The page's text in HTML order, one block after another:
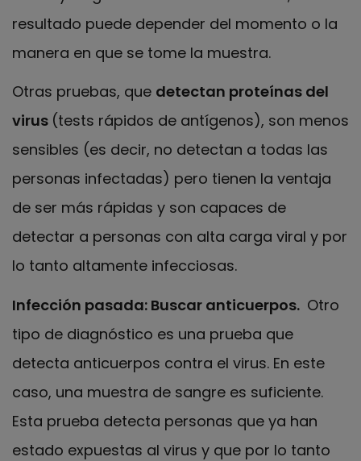
resultado puede depender del momento o la
manera en que se tome la muestra.
Otras pruebas, que detectan proteínas del
virus (tests rápidos de antígenos), son menos
sensibles (es decir, no detectan a todas las
personas infectadas) pero tienen la ventaja
de ser más rápidas y son capaces de
detectar a personas con alta carga viral y por
lo tanto altamente infecciosas.
Infección pasada: Buscar anticuerpos. Otro
tipo de diagnóstico es una prueba que
detecta anticuerpos contra el virus. En este
caso, una muestra de sangre es suficiente.
Esta prueba detecta personas que ya han
estado expuestas al virus y que por lo tanto